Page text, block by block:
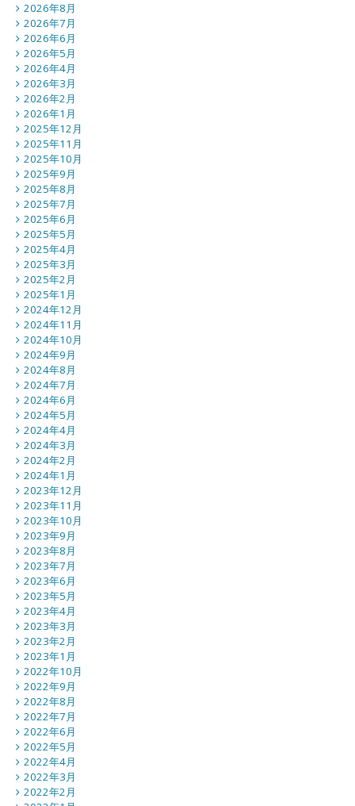
2026年8月
2026年7月
2026年6月
2026年5月
2026年4月
2026年3月
2026年2月
2026年1月
2025年12月
2025年11月
2025年10月
2025年9月
2025年8月
2025年7月
2025年6月
2025年5月
2025年4月
2025年3月
2025年2月
2025年1月
2024年12月
2024年11月
2024年10月
2024年9月
2024年8月
2024年7月
2024年6月
2024年5月
2024年4月
2024年3月
2024年2月
2024年1月
2023年12月
2023年11月
2023年10月
2023年9月
2023年8月
2023年7月
2023年6月
2023年5月
2023年4月
2023年3月
2023年2月
2023年1月
2022年10月
2022年9月
2022年8月
2022年7月
2022年6月
2022年5月
2022年4月
2022年3月
2022年2月